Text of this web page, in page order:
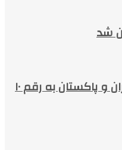
شد
افزایش حجم تجارت بین ایران و پاکستان به رقم ۱۰